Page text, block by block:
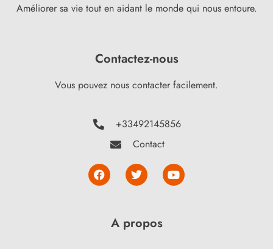
Améliorer sa vie tout en aidant le monde qui nous entoure.
Contactez-nous
Vous pouvez nous contacter facilement.
+33492145856
Contact
A propos